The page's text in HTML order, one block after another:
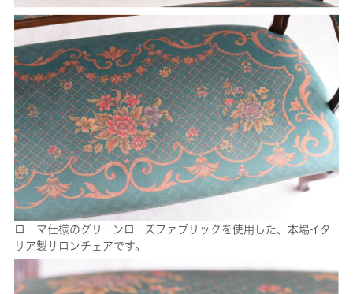
ローマ仕様のグリーンローズファブリックを使用した、本場イタ
リア製サロンチェアです。